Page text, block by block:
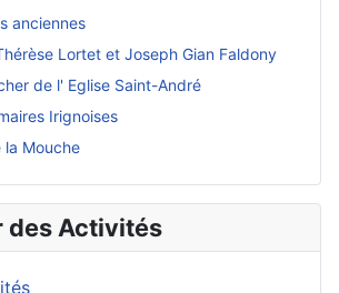
anciennes
Lortet et Joseph Gian Faldony
de l' Eglise Saint-André
Irignoises
la Mouche
des Activités